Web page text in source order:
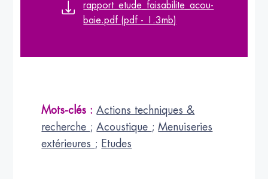
rapport_etude_faisabilite_acou-
baie.pdf (pdf - 1.3mb)
Mots-clés : Actions techniques &
recherche ;Acoustique ;Menuiseries
extérieures ; Etudes